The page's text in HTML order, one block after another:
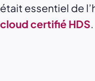
était essentiel de
cloud certifié HDS.